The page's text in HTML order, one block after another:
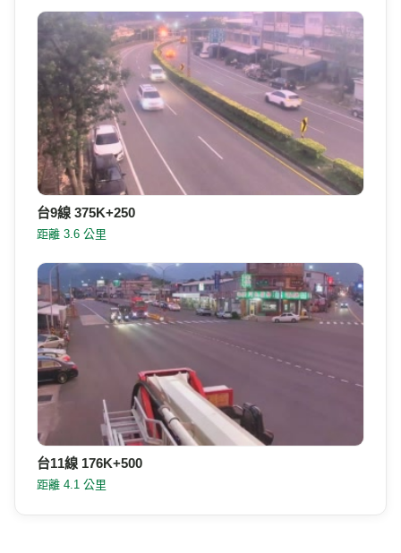
台9線 375K+250
距離 3.6 公里
台11線 176K+500
距離 4.1 公里